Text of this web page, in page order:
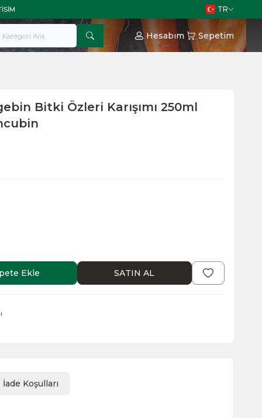
TR
Hesabım Sepetim
Bitki Özleri Karışımı 250ml
Ekle SATIN AL
İade Koşulları